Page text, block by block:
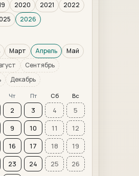
2020 2021
2022
2026
Март Апрель
Май
Сентябрь
Декабрь
Чт Пт Сб Вс
2 3 4
5
9 10 11
12
16 17 18
19
23 24 25
26